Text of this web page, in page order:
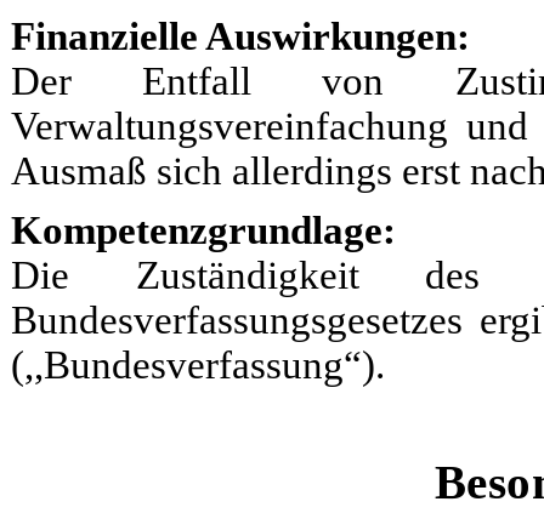
Finanzielle Auswirkungen:
Der Entfall von
Verwaltungsvereinfachung
Ausmaß sich allerdings erst
Kompetenzgrundlage:
Die Zuständigkeit des
Bundesverfassungsgesetzes
(,,Bundesverfassung“).